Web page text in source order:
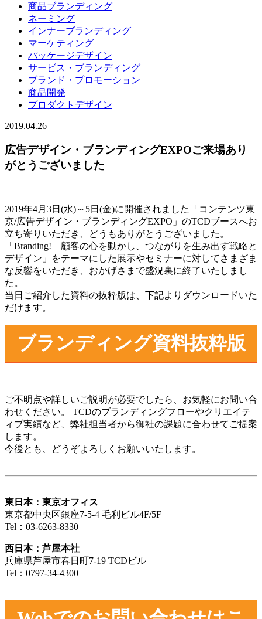
商品ブランディング
ネーミング
インナーブランディング
マーケティング
パッケージデザイン
サービス・ブランディング
ブランド・プロモーション
商品開発
プロダクトデザイン
2019.04.26
広告デザイン・ブランディングEXPOご来場あり
がとうございました
2019年4月3日(水)～5日(金)に開催されました「コンテンツ東
京/広告デザイン・ブランディングEXPO」のTCDブースへお
立ち寄りいただき、どうもありがとうございました。
「Branding!―顧客の心を動かし、つながりを生み出す戦略と
デザイン」をテーマにした展示やセミナーに対してさまざま
な反響をいただき、おかげさまで盛況裏に終了いたしまし
た。
当日ご紹介した資料の抜粋版は、下記よりダウンロードいた
だけます。
ブランディング資料抜粋版
ご不明点や詳しいご説明が必要でしたら、お気軽にお問い合
わせください。 TCDのブランディングフローやクリエイテ
ィブ実績など、弊社担当者から御社の課題に合わせてご提案
します。
今後とも、どうぞよろしくお願いいたします。
東日本：東京オフィス
東京都中央区銀座7-5-4 毛利ビル4F/5F
Tel：03-6263-8330
西日本：芦屋本社
兵庫県芦屋市春日町7-19 TCDビル
Tel：0797-34-4300